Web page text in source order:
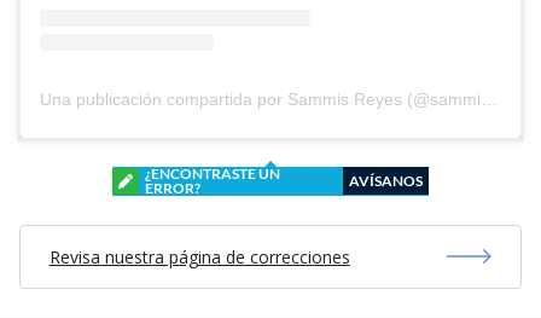
¿ENCONTRASTE UN
ERROR?
AVÍSANOS
Revisa nuestra página de correcciones